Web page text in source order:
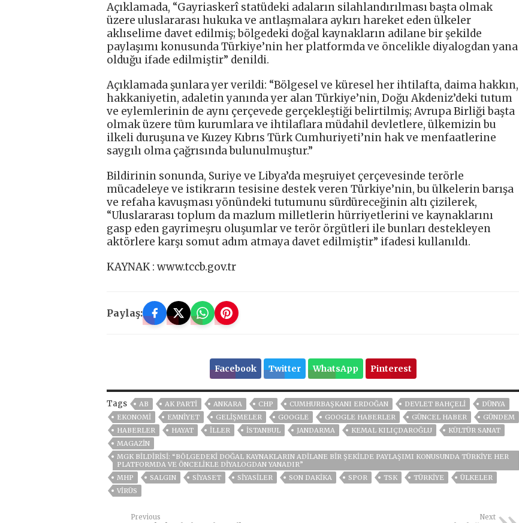
Açıklamada, “Gayriaskerî statüdeki adaların silahlandırılması başta olmak
üzere uluslararası hukuka ve antlaşmalara aykırı hareket eden ülkeler
aklıselime davet edilmiş; bölgedeki doğal kaynakların adilane bir şekilde
paylaşımı konusunda Türkiye’nin her platformda ve öncelikle diyalogdan yana
olduğu ifade edilmiştir” denildi.
Açıklamada şunlara yer verildi: “Bölgesel ve küresel her ihtilafta, daima hakkın,
hakkaniyetin, adaletin yanında yer alan Türkiye’nin, Doğu Akdeniz’deki tutum
ve eylemlerinin de aynı çerçevede gerçekleştiği belirtilmiş; Avrupa Birliği başta
olmak üzere tüm kurumlara ve ihtilaflara müdahil devletlere, ülkemizin bu
ilkeli duruşuna ve Kuzey Kıbrıs Türk Cumhuriyeti’nin hak ve menfaatlerine
saygılı olma çağrısında bulunulmuştur.”
Bildirinin sonunda, Suriye ve Libya’da meşruiyet çerçevesinde terörle
mücadeleye ve istikrarın tesisine destek veren Türkiye’nin, bu ülkelerin barışa
ve refaha kavuşması yönündeki tutumunu sürdüreceğinin altı çizilerek,
“Uluslararası toplum da mazlum milletlerin hürriyetlerini ve kaynaklarını
gasp eden gayrimeşru oluşumlar ve terör örgütleri ile bunları destekleyen
aktörlere karşı somut adım atmaya davet edilmiştir” ifadesi kullanıldı.
KAYNAK : www.tccb.gov.tr
Paylaş:
Facebook Twitter WhatsApp Pinterest
Tags AB AK PARTİ ANKARA CHP CUMHURBAŞKANI ERDOĞAN DEVLET BAHÇELİ
DÜNYA
EKONOMİ
EMNİYET GELIŞMELER GOOGLE GOOGLE HABERLER GÜNCEL HABER
GÜNDEM
HABERLER
HAYAT İLLER ISTANBUL JANDARMA KEMAL KILIÇDAROĞLU
KÜLTÜR SANAT
MAGAZİN
MGK BILDIRISI: “BÖLGEDEKI DOĞAL KAYNAKLARIN ADILANE BIR ŞEKILDE PAYLAŞIMI KONUSUNDA TÜRKIYE HER
PLATFORMDA VE ÖNCELIKLE DIYALOGDAN YANADIR”
MHP
SALGIN SİYASET SİYASİLER SON DAKIKA SPOR TSK TÜRKİYE
ÜLKELER
VIRÜS
Previous Next